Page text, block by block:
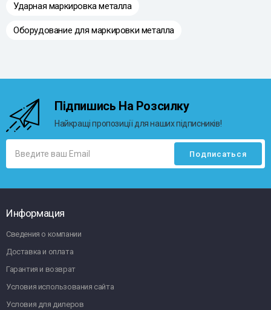
Ударная маркировка металла
Оборудование для маркировки металла
Підпишись На Розсилку
Найкращі пропозиції для наших підписників!
Информация
Сведения о компании
Доставка и оплата
Гарантия и возврат
Условия использования сайта
Условия для дилеров